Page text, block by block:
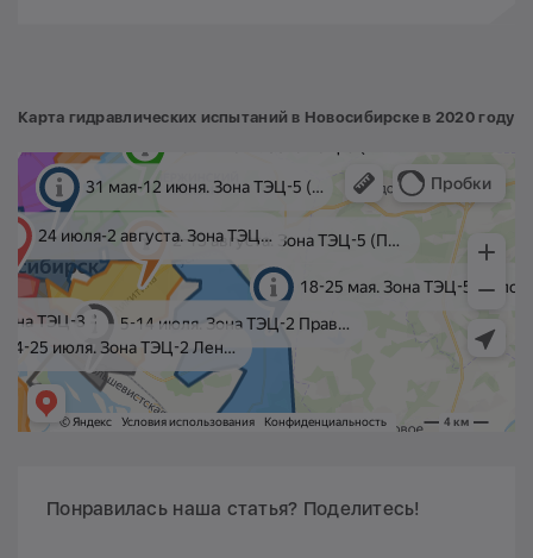
Карта гидравлических испытаний в Новосибирске в 2020 году
Понравилась наша статья? Поделитесь!